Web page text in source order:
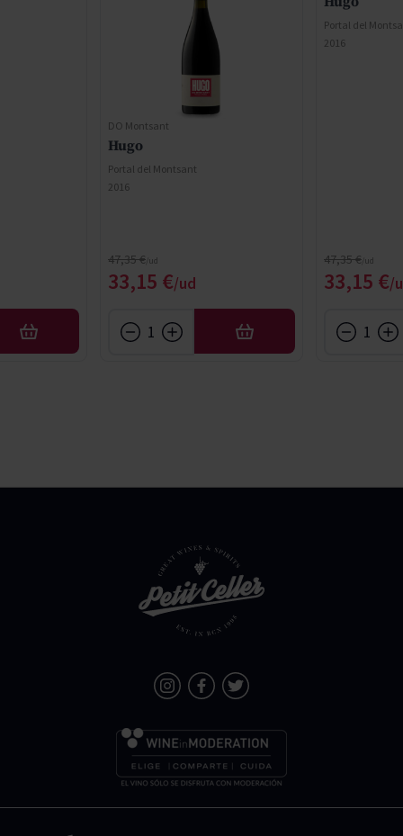
AFEGIR
DO Montsant
Hugo
Portal del Montsant
2016
Special Price
33,15 €
Regular Price
47,35 €
AFEGIR
Portal del
2016
Special
33,15 €
Regular Price
47,35 €